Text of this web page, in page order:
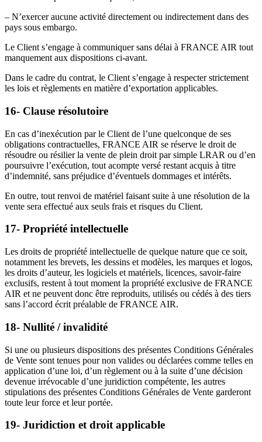
– N’exercer aucune activité directement ou indirectement dans des
pays sous embargo.
Le Client s’engage à communiquer sans délai à FRANCE AIR tout
manquement aux dispositions ci-avant.
Dans le cadre du contrat, le Client s’engage à respecter strictement
les lois et règlements en matière d’exportation applicables.
16- Clause résolutoire
En cas d’inexécution par le Client de l’une quelconque de ses
obligations contractuelles, FRANCE AIR se réserve le droit de
résoudre ou résilier la vente de plein droit par simple LRAR ou d’en
poursuivre l’exécution, tout acompte versé restant acquis à titre
d’indemnité, sans préjudice d’éventuels dommages et intérêts.
En outre, tout renvoi de matériel faisant suite à une résolution de la
vente sera effectué aux seuls frais et risques du Client.
17- Propriété intellectuelle
Les droits de propriété intellectuelle de quelque nature que ce soit,
notamment les brevets, les dessins et modèles, les marques et logos,
les droits d’auteur, les logiciels et matériels, licences, savoir-faire
exclusifs, restent à tout moment la propriété exclusive de FRANCE
AIR et ne peuvent donc être reproduits, utilisés ou cédés à des tiers
sans l’accord écrit préalable de FRANCE AIR.
18- Nullité / invalidité
Si une ou plusieurs dispositions des présentes Conditions Générales
de Vente sont tenues pour non valides ou déclarées comme telles en
application d’une loi, d’un règlement ou à la suite d’une décision
devenue irrévocable d’une juridiction compétente, les autres
stipulations des présentes Conditions Générales de Vente garderont
toute leur force et leur portée.
19- Juridiction et droit applicable